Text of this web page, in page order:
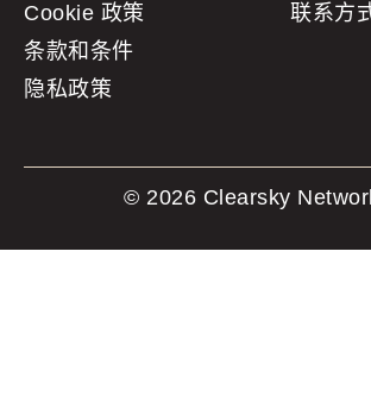
Cookie 政策
条款和条件
隐私政策
联系方
© 2026 Clearsky